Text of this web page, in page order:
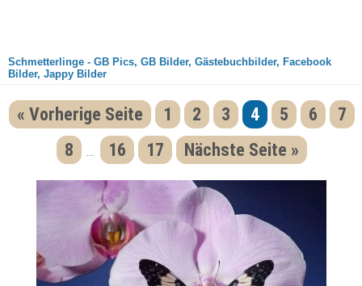
Schmetterlinge - GB Pics, GB Bilder, Gästebuchbilder, Facebook
Bilder, Jappy Bilder
« Vorherige Seite 1 2 3 4 5 6
7
8
16 17 Nächste Seite »